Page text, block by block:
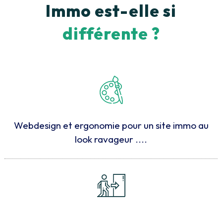
Immo est-elle si
différente ?
Webdesign et ergonomie pour un site immo au
look ravageur ....